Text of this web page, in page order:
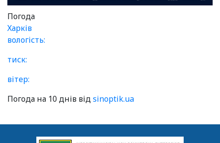
Погода
Харків
вологість:
тиск:
вітер:
Погода на 10 днів відsinoptik.ua